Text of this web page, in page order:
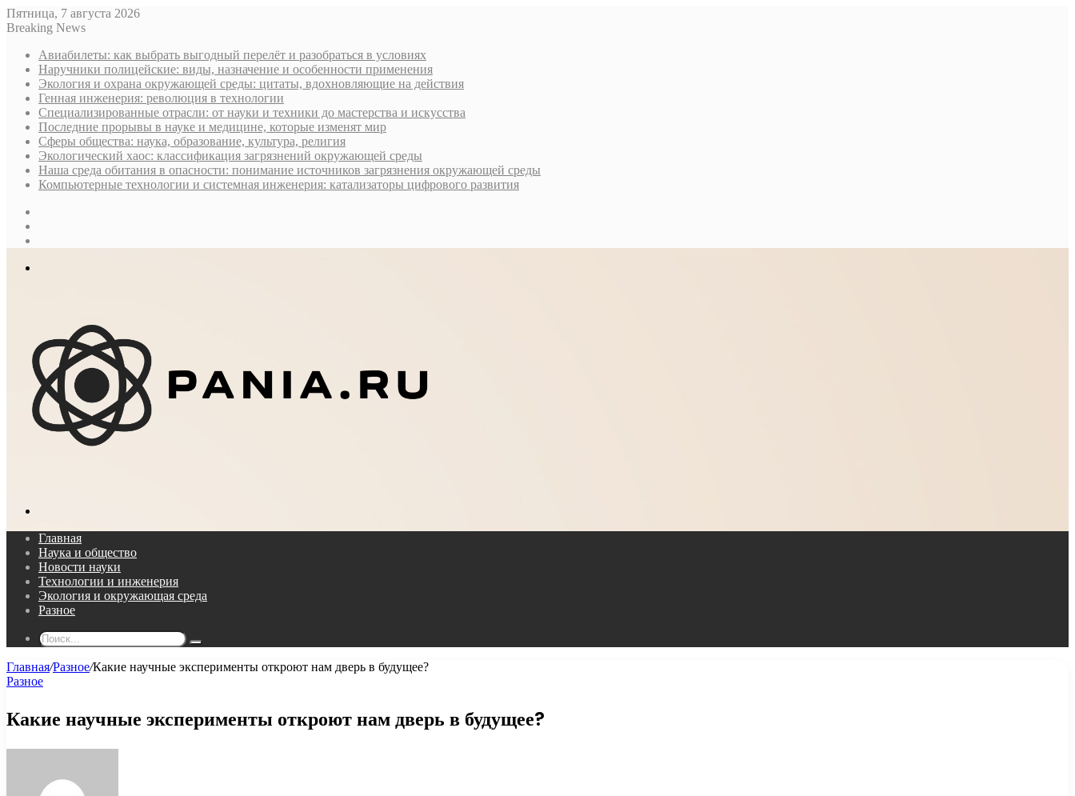
Пятница, 7 августа 2026
Breaking News
Авиабилеты: как выбрать выгодный перелёт и разобраться в условиях
Наручники полицейские: виды, назначение и особенности применения
Экология и охрана окружающей среды: цитаты, вдохновляющие на действия
Генная инженерия: революция в технологии
Специализированные отрасли: от науки и техники до мастерства и искусства
Последние прорывы в науке и медицине, которые изменят мир
Сферы общества: наука, образование, культура, религия
Экологический хаос: классификация загрязнений окружающей среды
Наша среда обитания в опасности: понимание источников загрязнения окружающей среды
Компьютерные технологии и системная инженерия: катализаторы цифрового развития
Главная
Наука и общество
Новости науки
Технологии и инженерия
Экология и окружающая среда
Разное
Поиск...
Главная/Разное/Какие научные эксперименты откроют нам дверь в будущее?
Разное
Какие научные эксперименты откроют нам дверь в будущее?